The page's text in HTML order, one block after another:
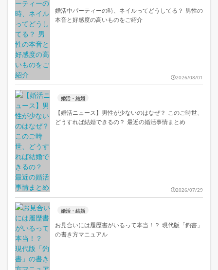
婚活中パーティーの時、ネイルってどうしてる？ 男性の
本音と好感度の高いものをご紹介
2026/08/01
婚活・結婚
【婚活ニュース】男性が少ないのはなぜ？ このご時世、
どうすれば結婚できるの？ 最近の婚活事情まとめ
2026/07/29
婚活・結婚
お見合いには履歴書がいるって本当！？ 現代版「釣書」
の書き方マニュアル